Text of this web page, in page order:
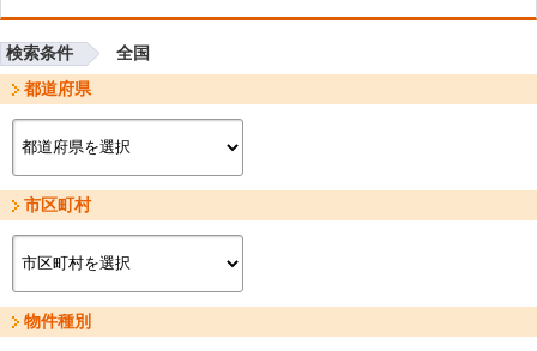
検索条件
全国
都道府県
市区町村
物件種別